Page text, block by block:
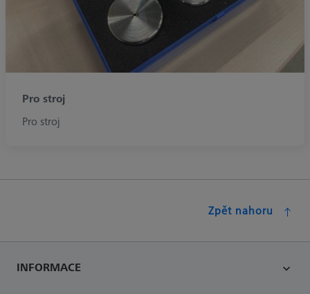
Pro stroj
Pro stroj
Zpět nahoru
INFORMACE